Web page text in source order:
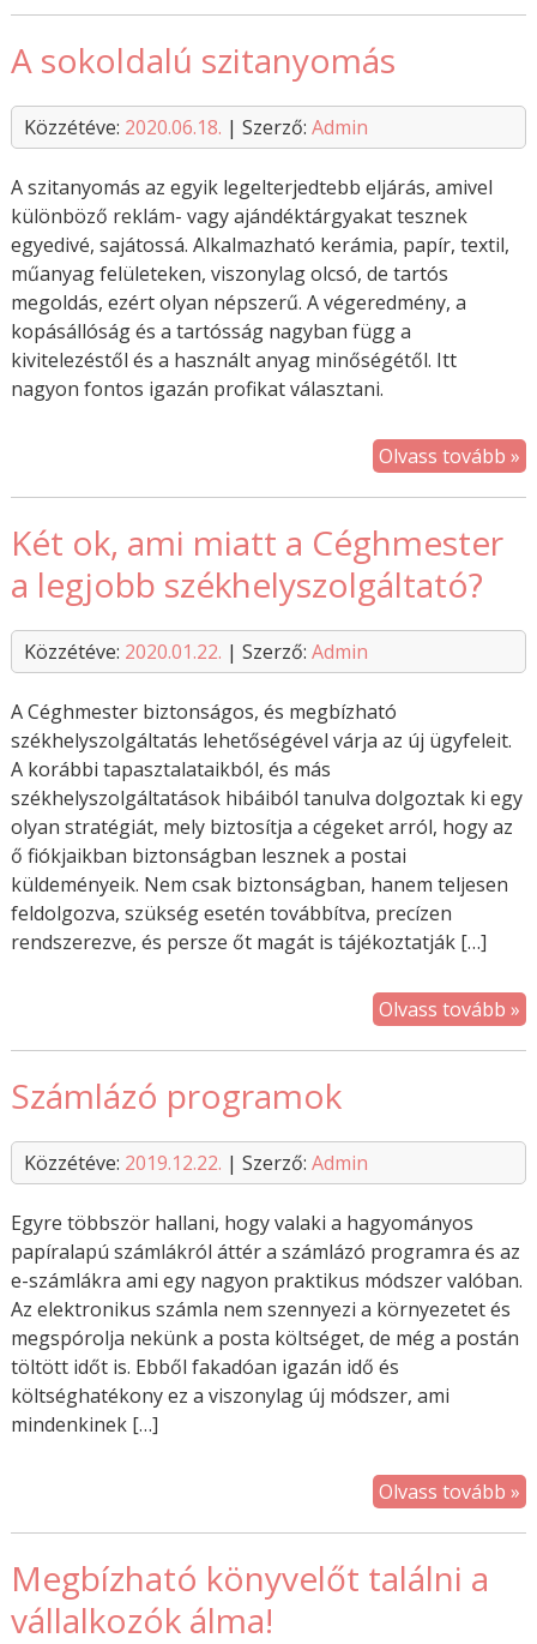
A sokoldalú szitanyomás
Közzétéve: 2020.06.18. | Szerző: Admin
A szitanyomás az egyik legelterjedtebb eljárás, amivel
különböző reklám- vagy ajándéktárgyakat tesznek
egyedivé, sajátossá. Alkalmazható kerámia, papír, textil,
műanyag felületeken, viszonylag olcsó, de tartós
megoldás, ezért olyan népszerű. A végeredmény, a
kopásállóság és a tartósság nagyban függ a
kivitelezéstől és a használt anyag minőségétől. Itt
nagyon fontos igazán profikat választani.
Olvass tovább »
Két ok, ami miatt a Céghmester
a legjobb székhelyszolgáltató?
Közzétéve: 2020.01.22. | Szerző: Admin
A Céghmester biztonságos, és megbízható
székhelyszolgáltatás lehetőségével várja az új ügyfeleit.
A korábbi tapasztalataikból, és más
székhelyszolgáltatások hibáiból tanulva dolgoztak ki egy
olyan stratégiát, mely biztosítja a cégeket arról, hogy az
ő fiókjaikban biztonságban lesznek a postai
küldeményeik. Nem csak biztonságban, hanem teljesen
feldolgozva, szükség esetén továbbítva, precízen
rendszerezve, és persze őt magát is tájékoztatják […]
Olvass tovább »
Számlázó programok
Közzétéve: 2019.12.22. | Szerző: Admin
Egyre többször hallani, hogy valaki a hagyományos
papíralapú számlákról áttér a számlázó programra és az
e-számlákra ami egy nagyon praktikus módszer valóban.
Az elektronikus számla nem szennyezi a környezetet és
megspórolja nekünk a posta költséget, de még a postán
töltött időt is. Ebből fakadóan igazán idő és
költséghatékony ez a viszonylag új módszer, ami
mindenkinek […]
Olvass tovább »
Megbízható könyvelőt találni a
vállalkozók álma!